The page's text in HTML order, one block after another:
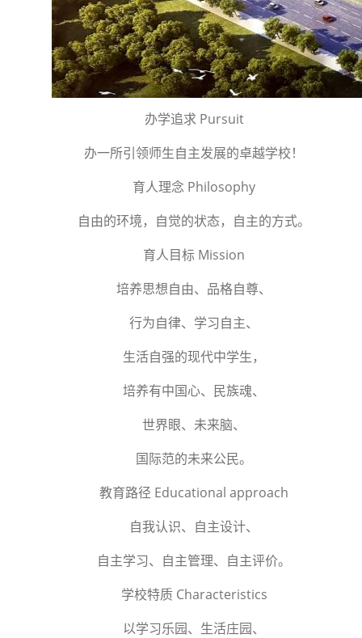
办学追求 Pursuit
办一所引领师生自主发展的卓越学校！
育人理念 Philosophy
自由的环境，自觉的状态，自主的方式。
育人目标 Mission
培养思想自由、品格自尊、
行为自律、学习自主、
生活自强的现代中学生，
培养有中国心、民族魂、
世界眼、未来脑、
国际范的未来公民。
教育路径 Educational approach
自我认识、自主设计、
自主学习、自主管理、自主评价。
学校特质 Characteristics
以学习乐园、生活庄园、